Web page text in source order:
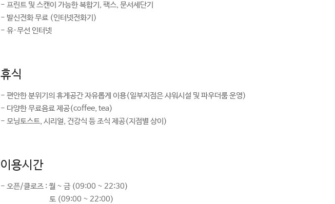
- 프린트 및 스캔이 가능한 복합기, 팩스, 문서세단기
- 발신전화 무료 (인터넷전화기)
- 유·무선 인터넷
휴식
- 편안한 분위기의 휴게공간 자유롭게 이용(일부지점은 샤워시설 및 파우더룸 운영)
- 다양한 무료음료 제공(coffee, tea)
- 모닝토스트, 시리얼, 건강식 등 조식 제공(지점별 상이)
이용시간
- 오픈/클로즈 : 월 ~ 금 (09:00 ~ 22:30)
토 (09:00 ~ 22:00)